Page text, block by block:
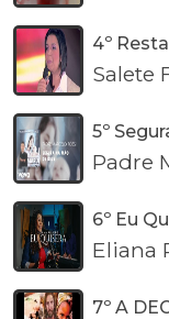
4º
Salete
5º
Padre
6º Eu
Eliana
7º A